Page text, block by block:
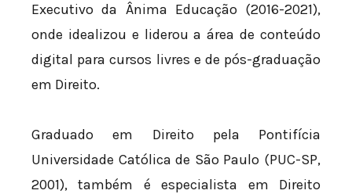
Executivo da Ânima Educação (2016-2021),
onde idealizou e liderou a área de conteúdo
digital para cursos livres e de pós-graduação
em Direito.
Graduado em Direito pela Pontifícia
Universidade Católica de São Paulo (PUC-SP,
2001), também é especialista em Direito